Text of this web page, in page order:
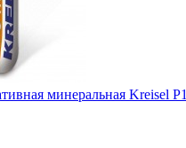
минеральная Kreisel